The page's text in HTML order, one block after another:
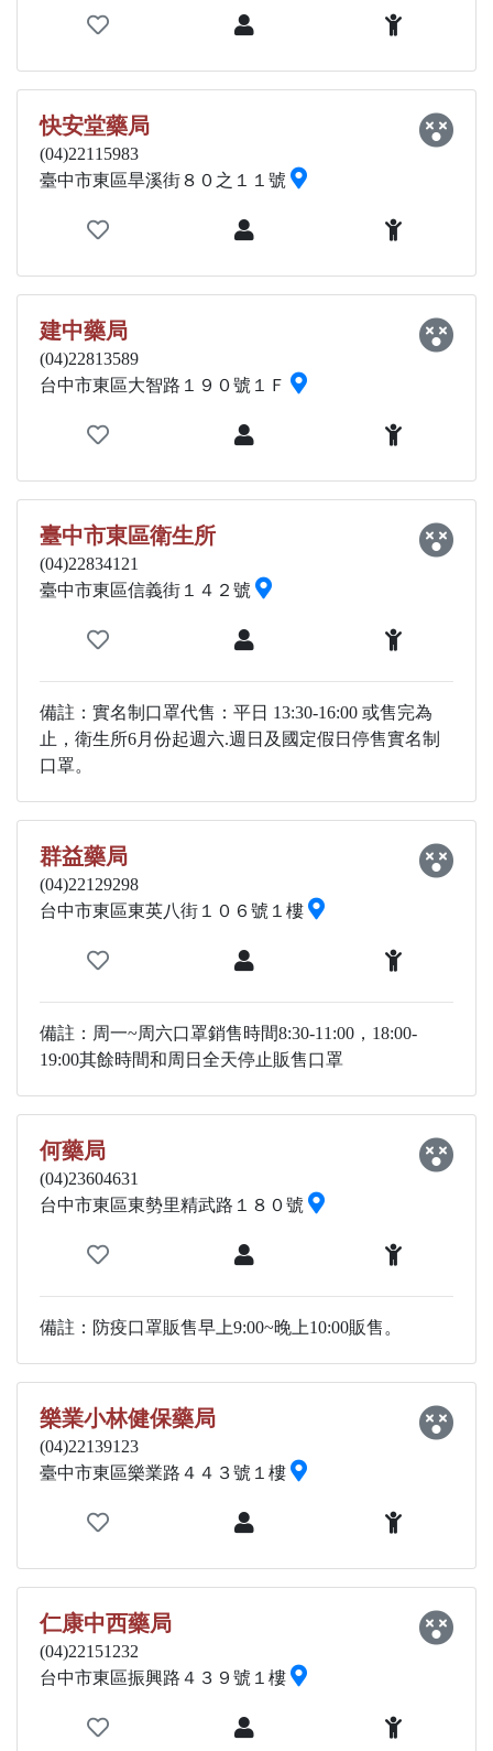
快安堂藥局
(04)22115983
臺中市東區旱溪街８０之１１號
建中藥局
(04)22813589
台中市東區大智路１９０號１Ｆ
臺中市東區衛生所
(04)22834121
臺中市東區信義街１４２號
備註：實名制口罩代售：平日 13:30-16:00 或售完為
止，衛生所6月份起週六.週日及國定假日停售實名制
口罩。
群益藥局
(04)22129298
台中市東區東英八街１０６號１樓
備註：周一~周六口罩銷售時間8:30-11:00，18:00-
19:00其餘時間和周日全天停止販售口罩
何藥局
(04)23604631
台中市東區東勢里精武路１８０號
備註：防疫口罩販售早上9:00~晚上10:00販售。
樂業小林健保藥局
(04)22139123
臺中市東區樂業路４４３號１樓
仁康中西藥局
(04)22151232
台中市東區振興路４３９號１樓